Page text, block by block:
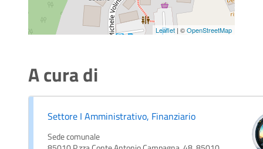
Leaflet | ©OpenStreetMap
A cura di
Settore I Amministrativo, Finanziario
Sede comunale